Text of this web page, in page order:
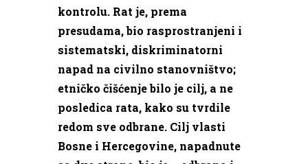
kontrolu. Rat je, prema
presudama, bio rasprostranjeni i
sistematski, diskriminatorni
napad na civilno stanovništvo;
etničko čišćenje bilo je cilj, a ne
posledica rata, kako su tvrdile
redom sve odbrane. Cilj vlasti
Bosne i Hercegovine, napadnute